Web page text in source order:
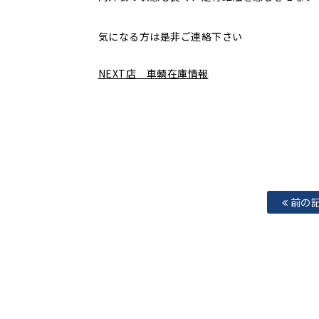
気になる方は是非ご連絡下さい
NEXT店 車輌在庫情報
前の